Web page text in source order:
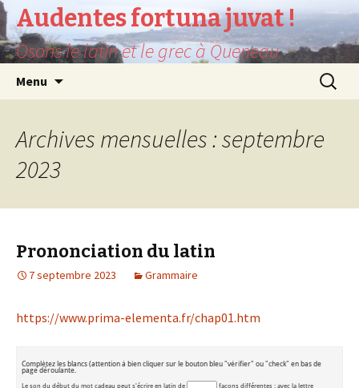
Audentes fortuna juvat !
Osons le latin et le grec à Queneau
Menu
Archives mensuelles : septembre
2023
Prononciation du latin
7 septembre 2023 Grammaire
https://www.prima-elementa.fr/chap01.htm